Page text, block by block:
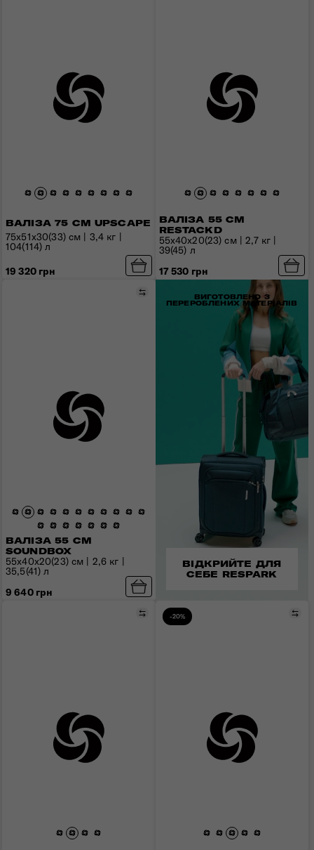
ВАЛІЗА 75 СМ UPSCAPE
75x51x30(33) см | 3,4 кг |
104(114) л
19 320 грн
ВАЛІЗА 55 СМ
RESTACKD
55x40x20(23) см | 2,7 кг |
39(45) л
17 530 грн
ВАЛІЗА 55 СМ
SOUNDBOX
Порівняти
55x40x20(23) см | 2,6 кг |
35,5(41) л
9 640 грн
Порівняти
-20%
ВИГОТОВЛЕНО З
ПЕРЕРОБЛЕНИХ МАТЕРІАЛІВ
ВІДКРИЙТЕ ДЛЯ
СЕБЕ RESPARK